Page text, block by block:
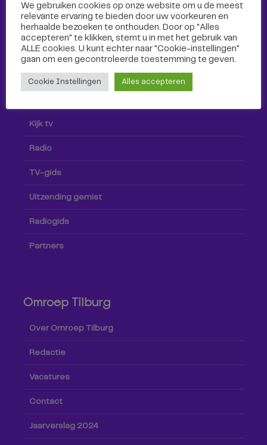
media!
Kijk tv
Radio
TV-gids
Uitzending gemist
Radiogids
Partners
Omroep Tilburg
Over Omroep Tilburg
Redactie
Vacatures
Contact
Jaarverslag 2024
We gebruiken cookies op onze website om u de meest
relevante ervaring te bieden door uw voorkeuren en
herhaalde bezoeken te onthouden. Door op "Alles
accepteren" te klikken, stemt u in met het gebruik van
ALLE cookies. U kunt echter naar "Cookie-instellingen"
gaan om een ​​gecontroleerde toestemming te geven.
Cookie Instellingen Alles accepteren